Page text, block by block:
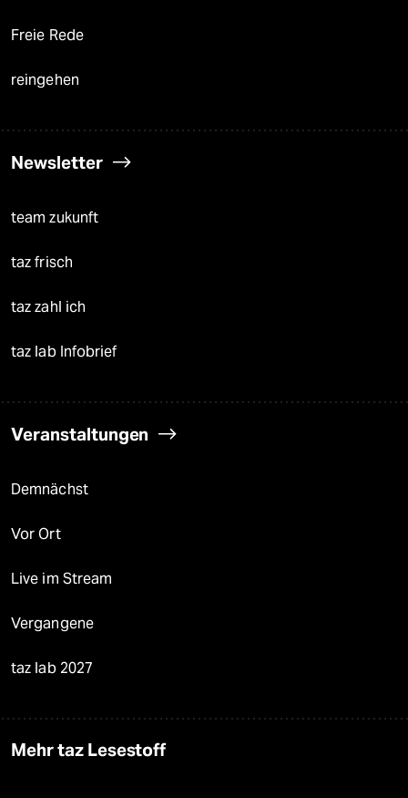
Freie Rede
reingehen
Newsletter
team zukunft
taz frisch
taz zahl ich
taz lab Infobrief
Veranstaltungen
Demnächst
Vor Ort
Live im Stream
Vergangene
taz lab 2027
Mehr taz Lesestoff